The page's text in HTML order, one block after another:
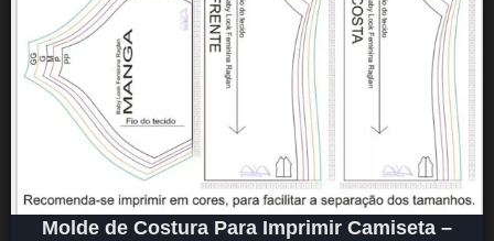
Molde de Costura Para Imprimir Camiseta –